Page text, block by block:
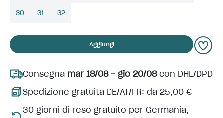
30 31 32
Aggiungi
Consegna mar 18/08 – gio 20/08con DHL/DPD
Spedizione gratuita DE/AT/FR: da 25,00 €
30 giorni di reso gratuito per Germania,